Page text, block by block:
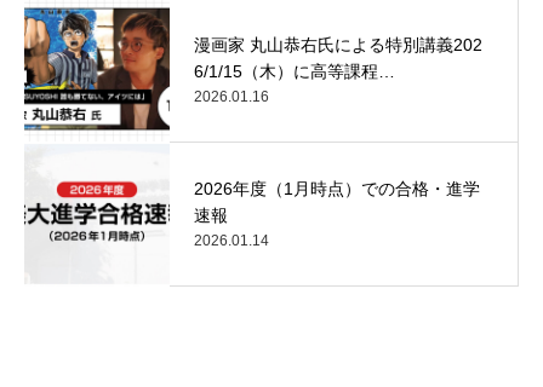
漫画家 丸山恭右氏による特別講義202
6/1/15（木）に高等課程…
2026.01.16
2026年度（1月時点）での合格・進学
速報
2026.01.14